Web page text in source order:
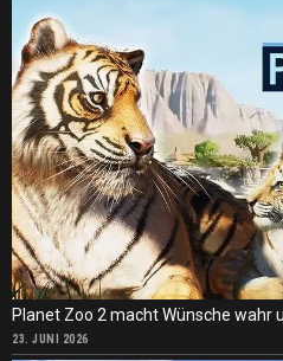
Planet Zoo 2 macht Wünsche wahr
23. JUNI 2026